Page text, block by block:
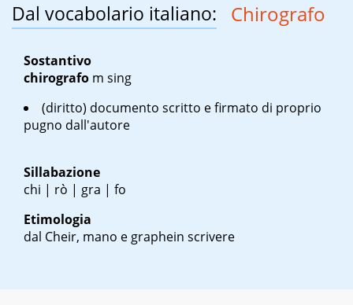
Dal vocabolario italiano: Chirografo
Sostantivo
chirografo m sing
(diritto) documento scritto e firmato di proprio
pugno dall'autore
Sillabazione
chi | rò | gra | fo
Etimologia
dal Cheir, mano e graphein scrivere